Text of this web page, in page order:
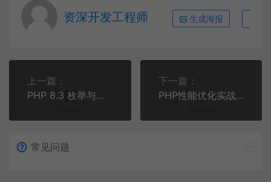
资深开发工程师 生成海报
上一篇：
PHP 8.3 枚举与只读属性：构建类型安全的应用
下一篇：
PHP性能优化实战：从Opcache到JIT，打造高并发API服务
常见问题